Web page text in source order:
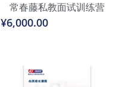
常春藤私教面试训练营
¥6,000.00